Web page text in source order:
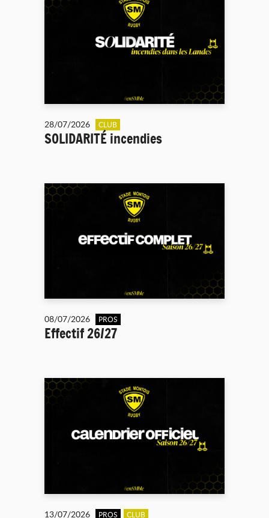
28/07/2026 CLUB
SOLIDARITÉ incendies
08/07/2026 PROS
Effectif 26/27
13/07/2026 PROS CLUB